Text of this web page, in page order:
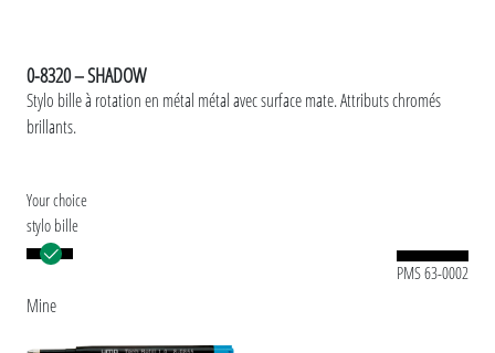
0-8320 – SHADOW
Stylo bille à rotation en métal métal avec surface mate. Attributs chromés
brillants.
Your choice
stylo bille
PMS 63-0002
Mine